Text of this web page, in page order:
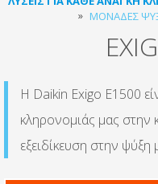
ΜΟΝΆΔΕΣ
Η Daikin Exigo E1500
κληρονομιάς μας στην
εξειδίκευση στην